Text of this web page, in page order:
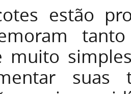
estão
muito